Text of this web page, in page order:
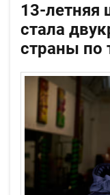
13-летняя
стала
страны по